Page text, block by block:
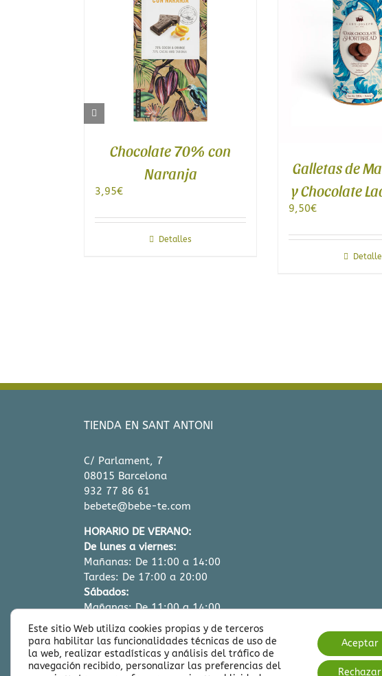
Chocolate 70% con
Galletas de Mantequilla
y Chocolate Lady Joseph
TIENDA EN SANT ANTONI
C/ Parlament, 7
08015 Barcelona
932 77 86 61
bebete@bebe-te.com
HORARIO DE VERANO:
De lunes a viernes:
Mañanas: De 11:00 a 14:00
Tardes: De 17:00 a 20:00
Sábados:
Mañanas: De 11:00 a 14:00
Este sitio Web utiliza cookies propias y de terceros
para habilitar las funcionalidades técnicas de uso de
la web, realizar estadísticas y análisis del tráfico de
navegación recibido, personalizar las preferencias del
Aceptar
Rechazar